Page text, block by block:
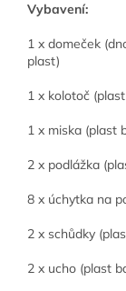
Vybavení:
1 x domeček
plast)
1 x kolotoč
1 x miska (plast
2 x podlážka
8 x úchytka na
2 x schůdky
2 x ucho (plast